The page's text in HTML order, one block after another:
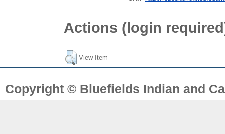
Actions (login
View Item
Copyright © Bluefields Indian and